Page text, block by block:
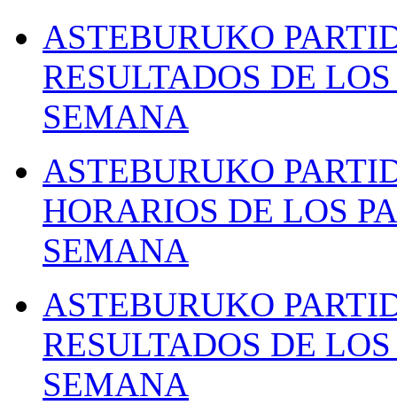
ASTEBURUKO
RESULTADOS DE
SEMANA
ASTEBURUKO
HORARIOS DE LOS
SEMANA
ASTEBURUKO
RESULTADOS DE
SEMANA